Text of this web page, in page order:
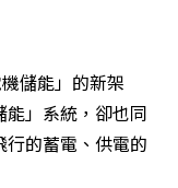
儲能」的新架
」系統，卻也同
的蓄電、供電的